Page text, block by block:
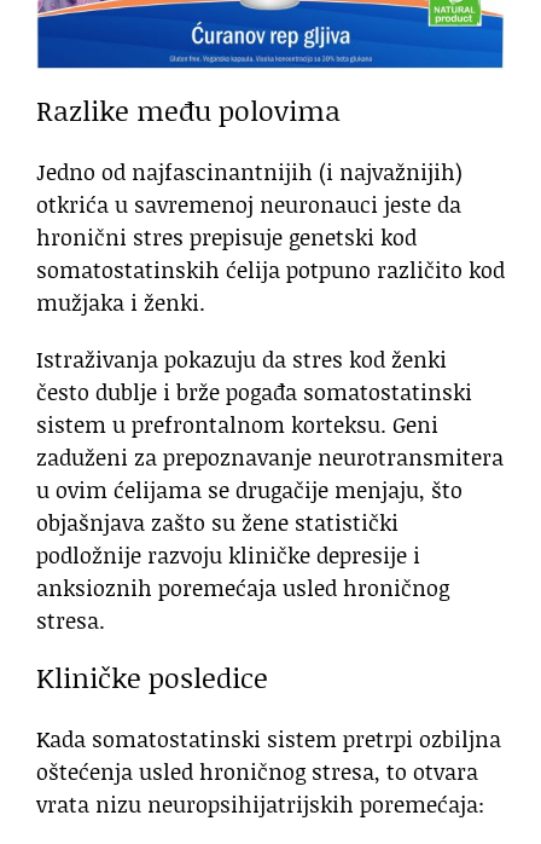
Razlike među polovima
Jedno od najfascinantnijih (i najvažnijih)
otkrića u savremenoj neuronauci jeste da
hronični stres prepisuje genetski kod
somatostatinskih ćelija potpuno različito kod
mužjaka i ženki.
Istraživanja pokazuju da stres kod ženki
često dublje i brže pogađa somatostatinski
sistem u prefrontalnom korteksu. Geni
zaduženi za prepoznavanje neurotransmitera
u ovim ćelijama se drugačije menjaju, što
objašnjava zašto su žene statistički
podložnije razvoju kliničke depresije i
anksioznih poremećaja usled hroničnog
stresa.
Kliničke posledice
Kada somatostatinski sistem pretrpi ozbiljna
oštećenja usled hroničnog stresa, to otvara
vrata nizu neuropsihijatrijskih poremećaja: